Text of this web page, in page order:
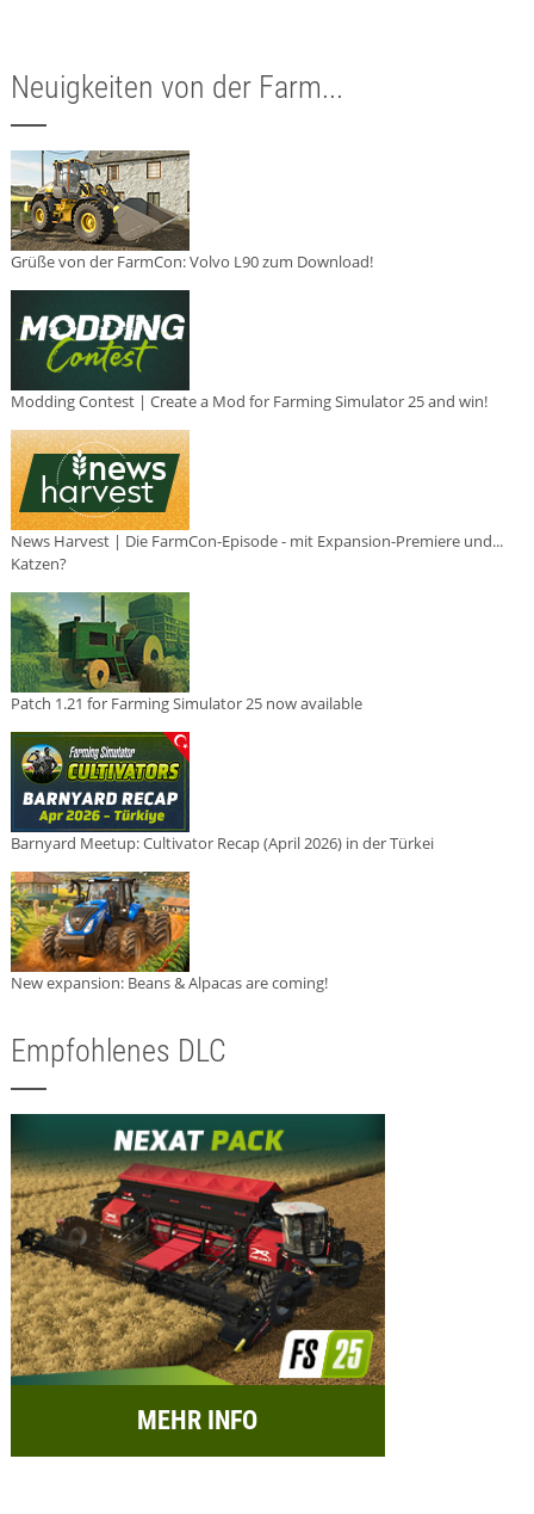
Neuigkeiten von der Farm...
Grüße von der FarmCon: Volvo L90 zum Download!
Modding Contest | Create a Mod for Farming Simulator 25 and win!
News Harvest | Die FarmCon-Episode - mit Expansion-Premiere und...
Katzen?
Patch 1.21 for Farming Simulator 25 now available
Barnyard Meetup: Cultivator Recap (April 2026) in der Türkei
New expansion: Beans & Alpacas are coming!
Empfohlenes DLC
MEHR INFO